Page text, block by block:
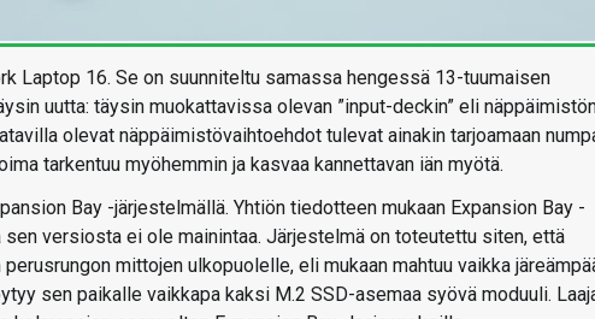
Laptop 16. Se on suunniteltu samassa hengessä 13-tuumaisen
uutta: täysin muokattavissa olevan ”input-deckin” eli
olevat näppäimistövaihtoehdot tulevat ainakin tarjoamaan
tarkentuu myöhemmin ja kasvaa kannettavan iän myötä.
Bay -järjestelmällä. Yhtiön tiedotteen mukaan Expansion Bay -
versiosta ei ole mainintaa. Järjestelmä on toteutettu siten, että
mittojen ulkopuolelle, eli mukaan mahtuu vaikka
sen paikalle vaikkapa kaksi M.2 SSD-asemaa syövä moduuli.